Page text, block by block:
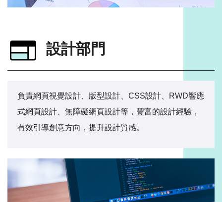
設計部門
負責網頁視覺設計、版型設計、CSS設計、RWD響應
式網頁設計、無障礙網頁設計等，豐富的設計經驗，
有效引導創意方向，提升設計質感。